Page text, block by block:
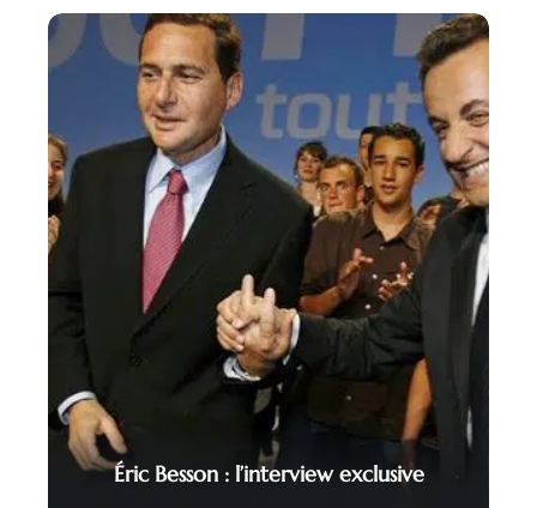
Éric Besson : l’interview exclusive